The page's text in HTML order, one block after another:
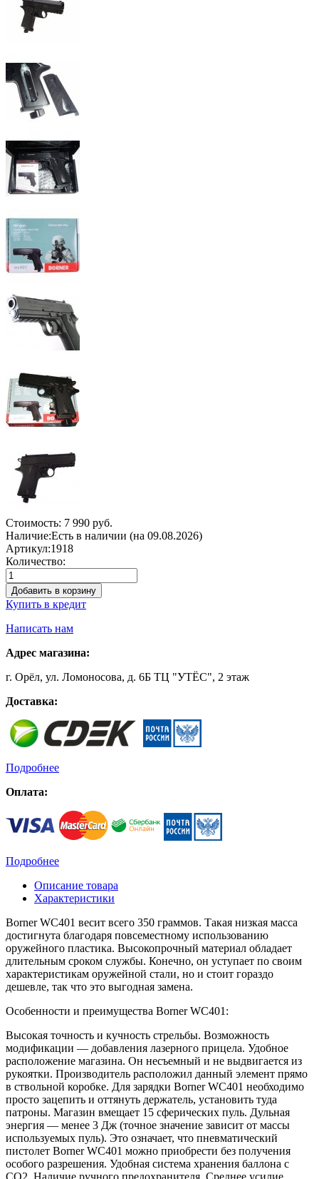
Стоимость: 7 990 руб.
Наличие:Есть в наличии (на 09.08.2026)
Артикул:1918
Количество:
Добавить в корзину
Купить в кредит
Написать нам
Адрес магазина:
г. Орёл, ул. Ломоносова, д. 6Б ТЦ "УТЁС", 2 этаж
Доставка:
Подробнее
Оплата:
Подробнее
Описание товара
Характеристики
Borner WC401 весит всего 350 граммов. Такая низкая масса
достигнута благодаря повсеместному использованию
оружейного пластика. Высокопрочный материал обладает
длительным сроком службы. Конечно, он уступает по своим
характеристикам оружейной стали, но и стоит гораздо
дешевле, так что это выгодная замена.
Особенности и преимущества Borner WC401:
Высокая точность и кучность стрельбы. Возможность
модификации — добавления лазерного прицела. Удобное
расположение магазина. Он несъемный и не выдвигается из
рукоятки. Производитель расположил данный элемент прямо
в ствольной коробке. Для зарядки Borner WC401 необходимо
просто зацепить и оттянуть держатель, установить туда
патроны. Магазин вмещает 15 сферических пуль. Дульная
энергия — менее 3 Дж (точное значение зависит от массы
используемых пуль). Это означает, что пневматический
пистолет Borner WC401 можно приобрести без получения
особого разрешения. Удобная система хранения баллона с